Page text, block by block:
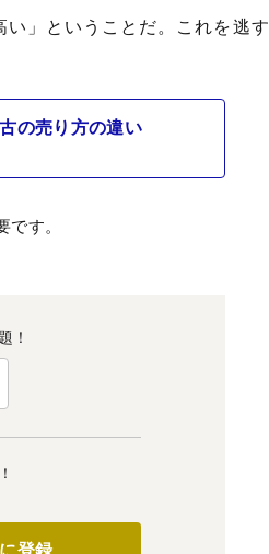
」ということだ。これを逃
の売り方の違い
す。
！
登録